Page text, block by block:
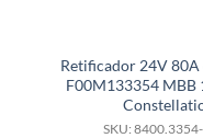
Retificador 24V
F00M133354 MBB
SKU: